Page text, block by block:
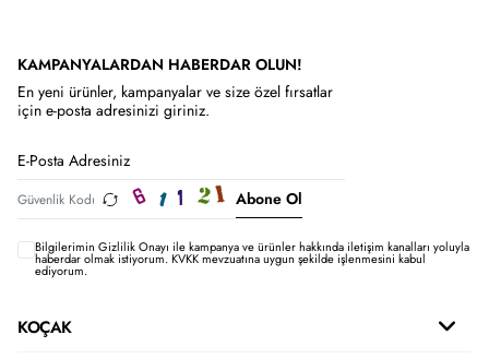
KAMPANYALARDAN HABERDAR OLUN!
En yeni ürünler, kampanyalar ve size özel fırsatlar
için e-posta adresinizi giriniz.
Abone Ol
Bilgilerimin Gizlilik Onayı ile kampanya ve ürünler hakkında iletişim kanalları yoluyla
haberdar olmak istiyorum.KVKK mevzuatına uygun şekilde işlenmesini kabul
ediyorum.
KOÇAK